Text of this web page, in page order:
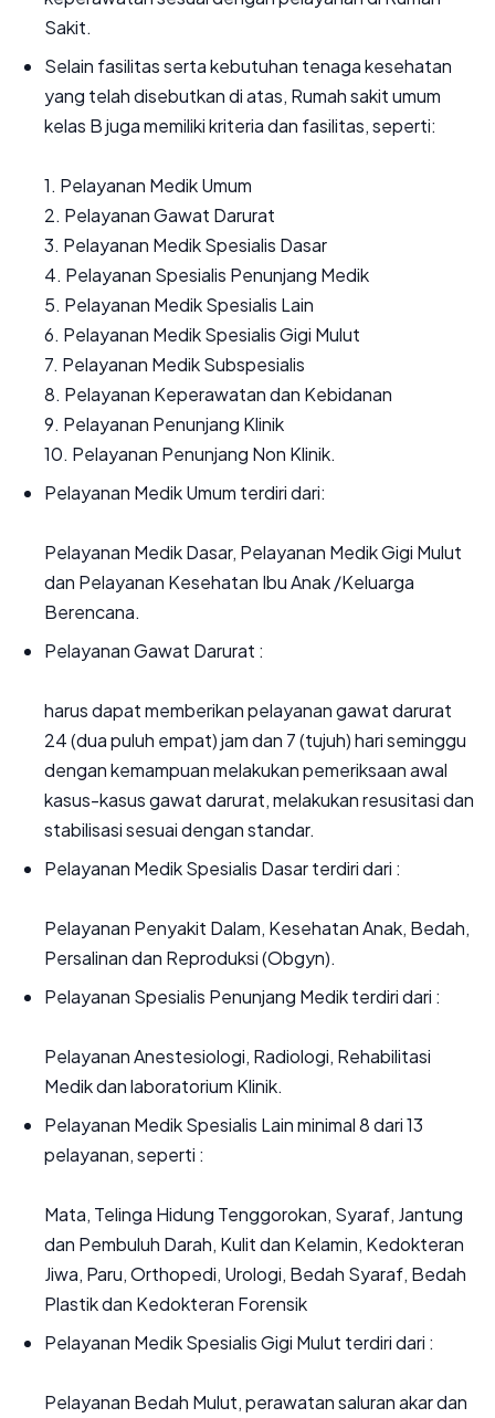
Sakit.
Selain fasilitas serta kebutuhan tenaga kesehatan
yang telah disebutkan di atas, Rumah sakit umum
kelas B juga memiliki kriteria dan fasilitas, seperti:
1. Pelayanan Medik Umum
2. Pelayanan Gawat Darurat
3. Pelayanan Medik Spesialis Dasar
4. Pelayanan Spesialis Penunjang Medik
5. Pelayanan Medik Spesialis Lain
6. Pelayanan Medik Spesialis Gigi Mulut
7. Pelayanan Medik Subspesialis
8. Pelayanan Keperawatan dan Kebidanan
9. Pelayanan Penunjang Klinik
10. Pelayanan Penunjang Non Klinik.
Pelayanan Medik Umum terdiri dari:
Pelayanan Medik Dasar, Pelayanan Medik Gigi Mulut
dan Pelayanan Kesehatan Ibu Anak /Keluarga
Berencana.
Pelayanan Gawat Darurat :
harus dapat memberikan pelayanan gawat darurat
24 (dua puluh empat) jam dan 7 (tujuh) hari seminggu
dengan kemampuan melakukan pemeriksaan awal
kasus-kasus gawat darurat, melakukan resusitasi dan
stabilisasi sesuai dengan standar.
Pelayanan Medik Spesialis Dasar terdiri dari :
Pelayanan Penyakit Dalam, Kesehatan Anak, Bedah,
Persalinan dan Reproduksi (Obgyn).
Pelayanan Spesialis Penunjang Medik terdiri dari :
Pelayanan Anestesiologi, Radiologi, Rehabilitasi
Medik dan laboratorium Klinik.
Pelayanan Medik Spesialis Lain minimal 8 dari 13
pelayanan, seperti :
Mata, Telinga Hidung Tenggorokan, Syaraf, Jantung
dan Pembuluh Darah, Kulit dan Kelamin, Kedokteran
Jiwa, Paru, Orthopedi, Urologi, Bedah Syaraf, Bedah
Plastik dan Kedokteran Forensik
Pelayanan Medik Spesialis Gigi Mulut terdiri dari :
Pelayanan Bedah Mulut, perawatan saluran akar dan